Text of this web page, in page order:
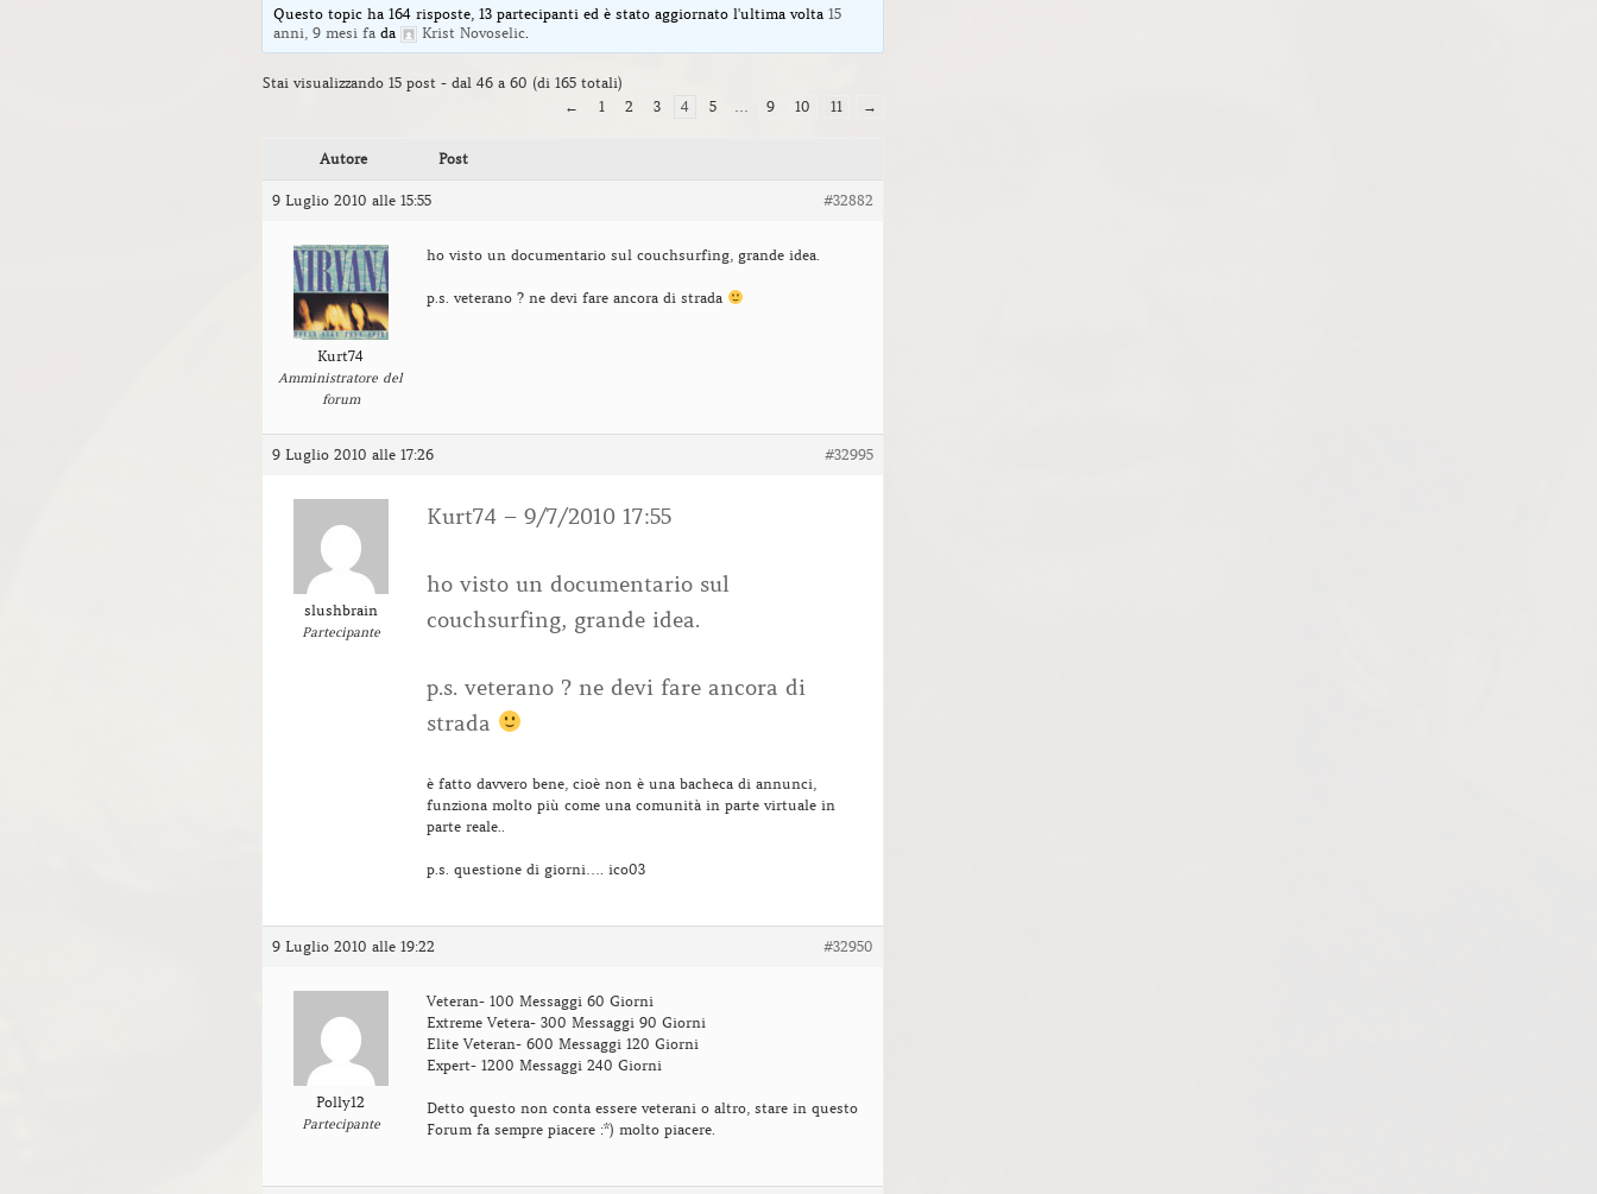
Questo topic ha 164 risposte, 13 partecipanti ed è stato aggiornato l'ultima volta15
anni, 9 mesi fa da Krist Novoselic
Stai visualizzando 15 post - dal 46 a 60 (di 165 totali)
←
1 2 3 4 5 9 10 11 →
Autore Post
9 Luglio 2010 alle 15:55 #32882
Kurt74
Amministratore del
forum
ho visto un documentario sul couchsurfing, grande idea.
p.s. veterano ? ne devi fare ancora di strada
9 Luglio 2010 alle 17:26 #32995
slushbrain
Partecipante
Kurt74 – 9/7/2010 17:55
ho visto un documentario sul
couchsurfing, grande idea.
p.s. veterano ? ne devi fare ancora di
strada
è fatto davvero bene, cioè non è una bacheca di annunci,
funziona molto più come una comunità in parte virtuale in
parte reale..
p.s. questione di giorni…. ico03
9 Luglio 2010 alle 19:22 #32950
Polly12
Partecipante
Veteran- 100 Messaggi 60 Giorni
Extreme Vetera- 300 Messaggi 90 Giorni
Elite Veteran- 600 Messaggi 120 Giorni
Expert- 1200 Messaggi 240 Giorni
Detto questo non conta essere veterani o altro, stare in questo
Forum fa sempre piacere :*) molto piacere.